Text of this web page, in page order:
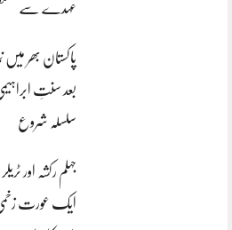
عہدے سے
پاکستان بھر میں
بعد سنتِ
سلسلہ شروع
جہلم رکشہ اور
ایک عورت زخمی